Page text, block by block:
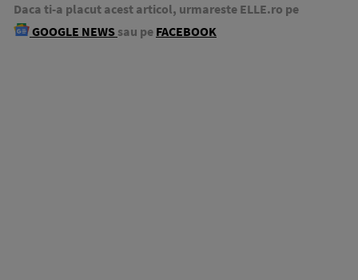
Daca ti-a placut acest articol, urmareste ELLE.ro pe
GOOGLE NEWS sau pe FACEBOOK